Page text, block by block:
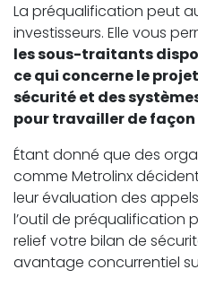
La préqualification peut
investisseurs. Elle vous
les sous-traitants
ce qui concerne le
sécurité et des
pour travailler de
Étant donné que des
comme Metrolinx
leur évaluation des
l’outil de préqualification
relief votre bilan de
avantage concurrentiel